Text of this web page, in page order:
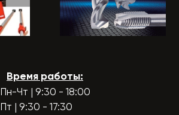
Время работы:
Пн-Чт | 9:30 - 18:00
Пт | 9:30 - 17:30